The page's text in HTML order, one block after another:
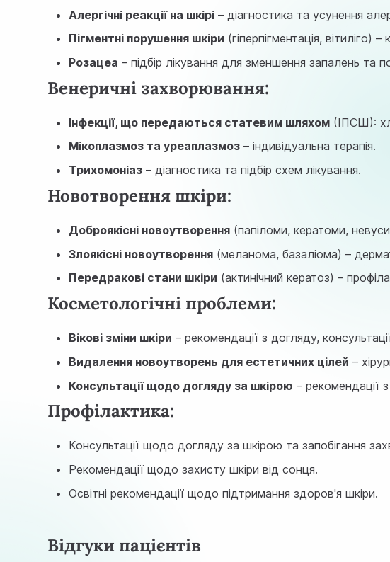
Алергічні реакції на шкірі – діагностика та усунення
Пігментні порушення шкіри (гіперпігментація, вітиліго)
Розацеа – підбір лікування для зменшення запалень та
Венеричні захворювання:
Інфекції, що передаються статевим шляхом (ІПСШ):
Мікоплазмоз та уреаплазмоз – індивідуальна терапія.
Трихомоніаз – діагностика та підбір схем лікування.
Новотворення шкіри:
Доброякісні новоутворення (папіломи, кератоми,
Злоякісні новоутворення (меланома, базаліома) –
Передракові стани шкіри (актинічний кератоз) –
Косметологічні проблеми:
Вікові зміни шкіри – рекомендації з догляду,
Видалення новоутворень для естетичних цілей –
Консультації щодо догляду за шкірою – рекомендації
Профілактика:
Консультації щодо догляду за шкірою та запобігання
Рекомендації щодо захисту шкіри від сонця.
Освітні рекомендації щодо підтримання здоров'я шкіри.
Відгуки пацієнтів